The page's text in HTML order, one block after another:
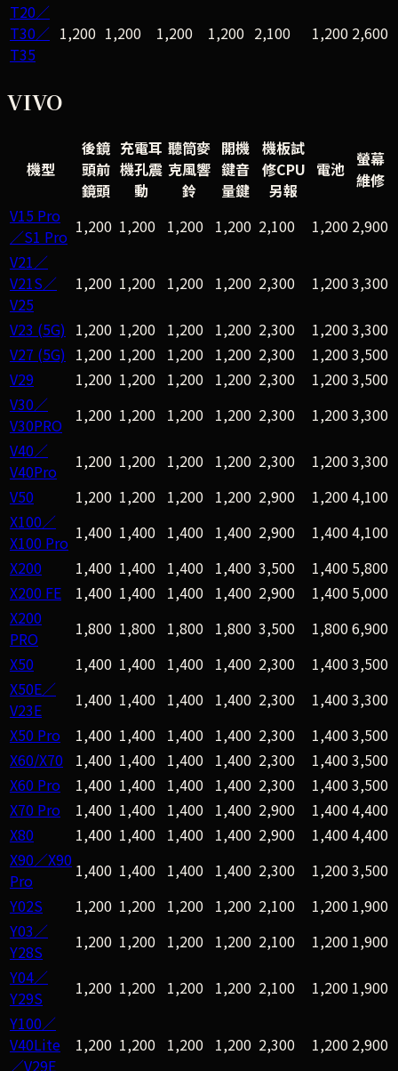
T20／
T30／
T35
1,200 1,200 1,200 1,200 2,100 1,200 2,600
VIVO
機型
後鏡
頭前
鏡頭
充電耳
機孔震
動
聽筒麥
克風響
鈴
開機
鍵音
量鍵
機板試
修CPU
另報
電池 螢幕
維修
V15 Pro
／S1 Pro 1,200 1,200 1,200 1,200 2,100 1,200 2,900
V21／
V21S／
V25
1,200 1,200 1,200 1,200 2,300 1,2003,300
V23 (5G) 1,200 1,200 1,200 1,200 2,300 1,2003,300
V27 (5G) 1,200 1,200 1,200 1,200 2,300 1,2003,500
V29
1,200 1,200 1,200 1,200 2,300 1,2003,500
V30／
V30PRO
1,200 1,200 1,200 1,200 2,300 1,2003,300
V40／
V40Pro
1,200 1,200 1,200 1,200 2,300 1,2003,300
V50
1,200 1,200 1,200 1,200 2,900 1,2004,100
X100／
X100 Pro 1,400 1,400 1,400 1,400 2,900 1,4004,100
X200
1,400 1,400 1,400 1,400 3,500 1,400 5,800
X200 FE
1,400 1,400 1,400 1,400 2,900 1,400 5,000
X200
PRO
1,800 1,800 1,800 1,800 3,500 1,8006,900
X50
1,400 1,400 1,400 1,400 2,300 1,4003,500
X50E／
V23E
1,400 1,400 1,400 1,400 2,300 1,4003,300
X50 Pro
1,400 1,400 1,400 1,400 2,300 1,4003,500
X60/X70
1,400 1,400 1,400 1,400 2,300 1,4003,500
X60 Pro
1,400 1,400 1,400 1,400 2,300 1,4003,500
X70 Pro
1,400 1,400 1,400 1,400 2,900 1,4004,400
X80
1,400 1,400 1,400 1,400 2,900 1,4004,400
X90／X90
Pro
1,400 1,400 1,400 1,400 2,300 1,2003,500
Y02S
1,200 1,200 1,200 1,200 2,100 1,200 1,900
Y03／
Y28S
1,200 1,200 1,200 1,200 2,100 1,200 1,900
Y04／
Y29S
1,200 1,200 1,200 1,200 2,100 1,200 1,900
Y100／
V40Lite
／V29E
1,200 1,200 1,200 1,200 2,300 1,200 2,900